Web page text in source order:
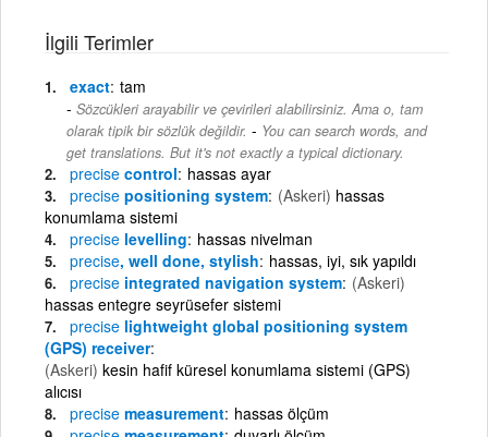
İlgili Terimler
exact tam
Sözcükleri arayabilir ve çevirileri alabilirsiniz. Ama o, tam
olarak tipik bir sözlük değildir. - You can search words, and
get translations. But it's not exactly a typical dictionary.
precise control hassas ayar
precise positioning system (Askeri) hassas
konumlama sistemi
precise levelling hassas nivelman
precise, well done, stylish hassas, iyi, sık yapıldı
precise integrated navigation system (Askeri)
hassas entegre seyrüsefer sistemi
precise lightweight global positioning system
(GPS) receiver
(Askeri) kesin hafif küresel konumlama sistemi (GPS)
alıcısı
precise measurement hassas ölçüm